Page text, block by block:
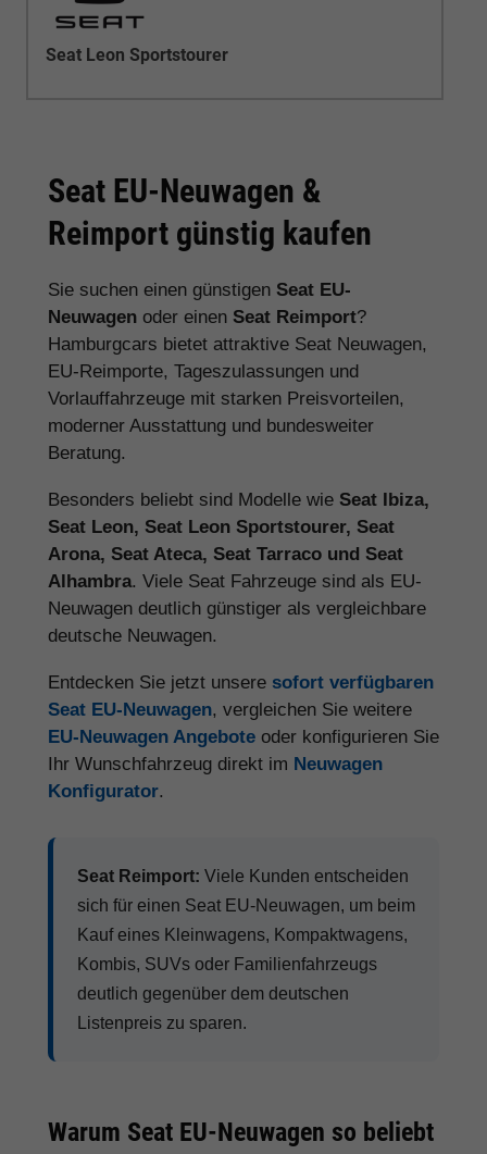
Seat Leon Sportstourer
Seat EU-Neuwagen &
Reimport günstig kaufen
Sie suchen einen günstigen Seat EU-
Neuwagen oder einen Seat Reimport?
Hamburgcars bietet attraktive Seat Neuwagen,
EU-Reimporte, Tageszulassungen und
Vorlauffahrzeuge mit starken Preisvorteilen,
moderner Ausstattung und bundesweiter
Beratung.
Besonders beliebt sind Modelle wie Seat Ibiza,
Seat Leon, Seat Leon Sportstourer, Seat
Arona, Seat Ateca, Seat Tarraco und Seat
Alhambra. Viele Seat Fahrzeuge sind als EU-
Neuwagen deutlich günstiger als vergleichbare
deutsche Neuwagen.
Entdecken Sie jetzt unsere sofort verfügbaren
Seat EU-Neuwagen, vergleichen Sie weitere
EU-Neuwagen Angebote oder konfigurieren Sie
Ihr Wunschfahrzeug direkt im Neuwagen
Konfigurator.
Seat Reimport: Viele Kunden entscheiden
sich für einen Seat EU-Neuwagen, um beim
Kauf eines Kleinwagens, Kompaktwagens,
Kombis, SUVs oder Familienfahrzeugs
deutlich gegenüber dem deutschen
Listenpreis zu sparen.
Warum Seat EU-Neuwagen so beliebt